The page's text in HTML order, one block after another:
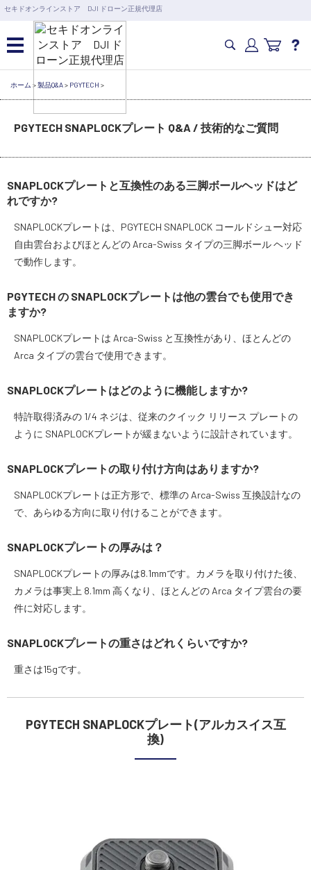
セキドオンラインストア DJI ドローン正規代理店
営業日の15時まで即日出荷
6,000円以上のご購入で送料無料！ポイント1%還元 >>
カメラドローン・生活家電
カメラ・スタビライザー
RC・ロボット部品
講習会･国家資格･WEBセミナー
スペシャルコンテンツ定期配信!
取扱店舗一覧
SEKIDO
コーポレートサイト
ホーム >製品Q&A> PGYTECH >
PGYTECH SNAPLOCKプレート Q&A / 技術的なご質問
SNAPLOCKプレートと互換性のある三脚ボールヘッドはど
れですか?
SNAPLOCKプレートは、PGYTECH SNAPLOCK コールドシュー対応
自由雲台およびほとんどの Arca-Swiss タイプの三脚ボール ヘッド
で動作します。
PGYTECH の SNAPLOCKプレートは他の雲台でも使用でき
ますか?
SNAPLOCKプレートは Arca-Swiss と互換性があり、ほとんどの
Arca タイプの雲台で使用できます。
SNAPLOCKプレートはどのように機能しますか?
特許取得済みの 1/4 ネジは、従来のクイック リリース プレートの
ように SNAPLOCKプレートが緩まないように設計されています。
SNAPLOCKプレートの取り付け方向はありますか?
SNAPLOCKプレートは正方形で、標準の Arca-Swiss 互換設計なの
で、あらゆる方向に取り付けることができます。
SNAPLOCKプレートの厚みは？
SNAPLOCKプレートの厚みは8.1mmです。カメラを取り付けた後、
カメラは事実上 8.1mm 高くなり、ほとんどの Arca タイプ雲台の要
件に対応します。
SNAPLOCKプレートの重さはどれくらいですか?
重さは15gです。
PGYTECH SNAPLOCKプレート(アルカスイス互
換)